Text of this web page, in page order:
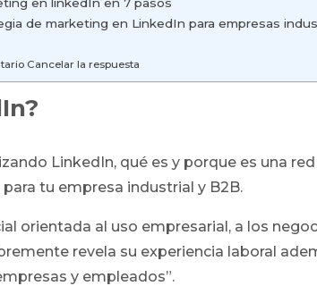
en linkedIn en 7 pasos
de marketing en LinkedIn para empresas
Cancelar la respuesta
LinkedIn, qué es y porque es una
tu empresa industrial y B2B.
orientada al uso empresarial, a los
revela su experiencia laboral
y empleados”.